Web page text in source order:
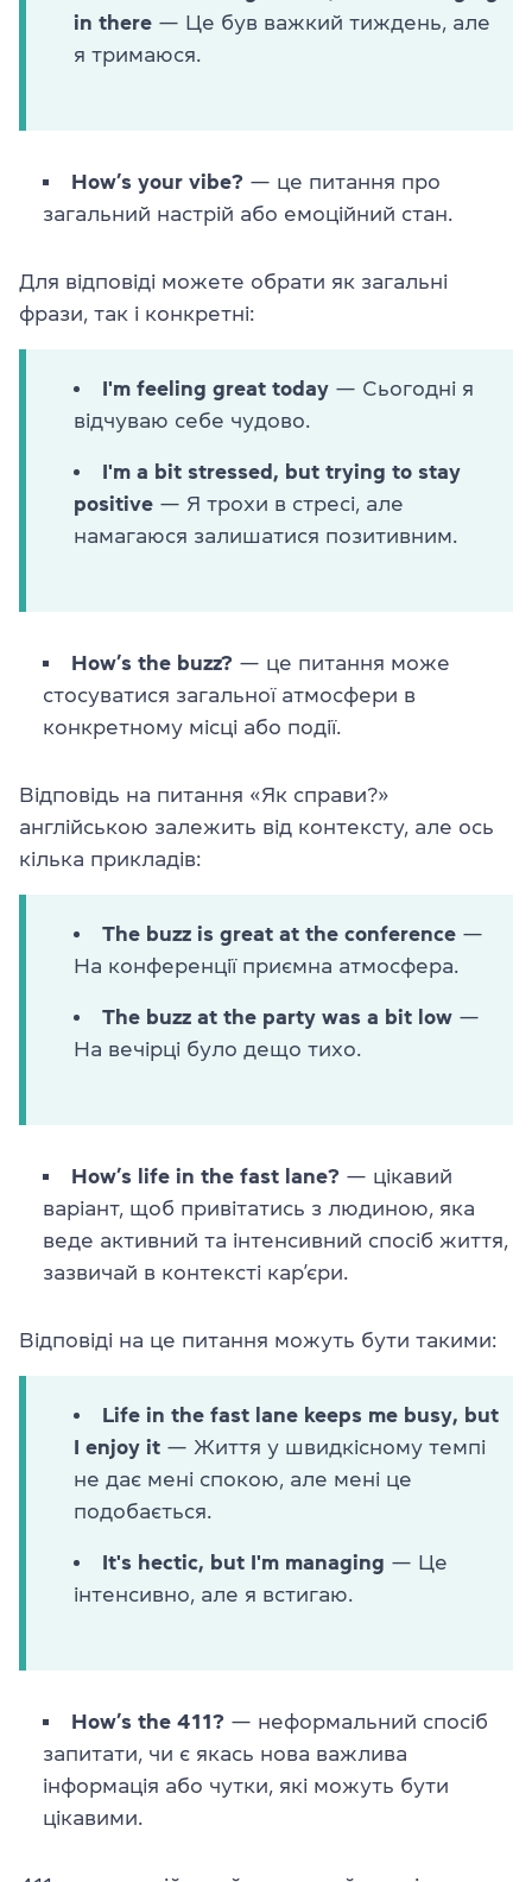
in there — Це був важкий тиждень, але
я тримаюся.
How’s your vibe? — це питання про
загальний настрій або емоційний стан.
Для відповіді можете обрати як загальні
фрази, так і конкретні:
I'm feeling great today — Сьогодні я
відчуваю себе чудово.
I'm a bit stressed, but trying to stay
positive — Я трохи в стресі, але
намагаюся залишатися позитивним.
How’s the buzz? — це питання може
стосуватися загальної атмосфери в
конкретному місці або події.
Відповідь на питання «Як справи?»
англійською залежить від контексту, але ось
кілька прикладів:
The buzz is great at the conference —
На конференції приємна атмосфера.
The buzz at the party was a bit low —
На вечірці було дещо тихо.
How’s life in the fast lane? — цікавий
варіант, щоб привітатись з людиною, яка
веде активний та інтенсивний спосіб життя,
зазвичай в контексті кар’єри.
Відповіді на це питання можуть бути такими:
Life in the fast lane keeps me busy, but
I enjoy it — Життя у швидкісному темпі
не дає мені спокою, але мені це
подобається.
It's hectic, but I'm managing — Це
інтенсивно, але я встигаю.
How’s the 411? — неформальний спосіб
запитати, чи є якась нова важлива
інформація або чутки, які можуть бути
цікавими.